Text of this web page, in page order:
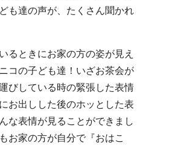
も達の声が、たくさん聞かれ
るときにお家の方の姿が見え
コの子ども達！いざお茶会が
びしている時の緊張した表情
お出しした後のホッとした表
な表情が見ることができまし
お家の方が自分で『おはこ